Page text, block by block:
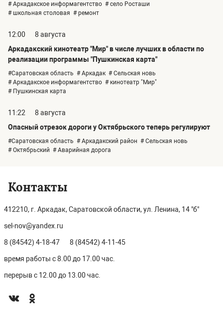
# Аркадакское информагентство # село Росташи
# школьная столовая # ремонт
12:00
8 августа
Аркадакский кинотеатр "Мир" в числе лучших в области по
реализации программы "Пушкинская карта"
#Саратовская область # Аркадак # Сельская новь
# Аркадакское информагентство # кинотеатр "Мир"
# Пушкинская карта
11:22
8 августа
Опасный отрезок дороги у Октябрьского теперь регулируют
#Саратовская область # Аркадакский район # Сельская новь
# Октябрьский # Аварийная дорога
Контакты
412210, г. Аркадак, Саратовской области, ул. Ленина, 14 "б"
sel-nov@yandex.ru
8 (84542) 4-18-47 8 (84542) 4-11-45
время работы с 8.00 до 17.00 час.
перерыв с 12.00 до 13.00 час.